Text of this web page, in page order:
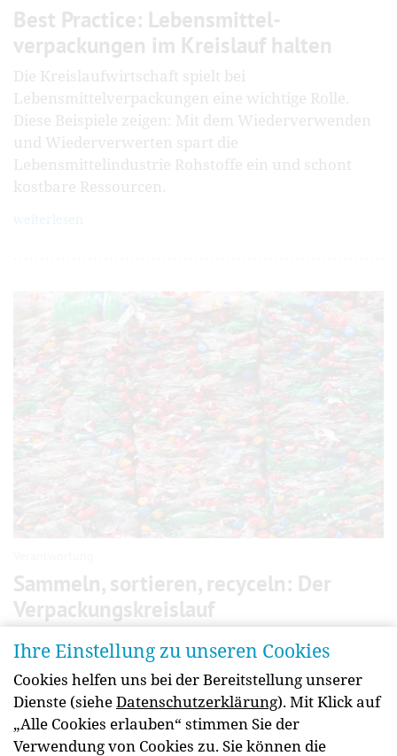
Best Practice: Lebensmittel­
verpackungen im Kreislauf halten
Die Kreislaufwirtschaft spielt bei
Lebensmittelverpackungen eine wichtige Rolle.
Diese Beispiele zeigen: Mit dem Wiederverwenden
und Wiederverwerten spart die
Lebensmittelindustrie Rohstoffe ein und schont
kostbare Ressourcen.
weiterlesen
Sammeln, sortieren, recyceln: Der
Verpackungs­kreislauf
Wertvolle Rohstoffe wie Glas, Kunststoff oder
Metall mehrmals nutzen statt einmalig brauchen:
Wie funktioniert der nachhaltige Kreislauf bei
Lebensmittel- und Getränkeverpackungen? Ein
Überblick zu den einzelnen Phasen.
Ihre Einstellung zu unseren Cookies
Cookies helfen uns bei der Bereitstellung unserer
Dienste (sieheDatenschutzerklärung). Mit Klick auf
„Alle Cookies erlauben“ stimmen Sie der
Verwendung von Cookies zu. Sie können die